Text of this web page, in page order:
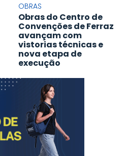
OBRAS
Obras do Centro de
Convenções de Ferraz
avançam com
vistorias técnicas e
nova etapa de
execução